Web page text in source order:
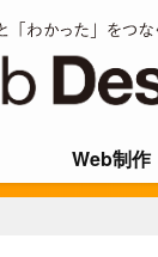
Web制作